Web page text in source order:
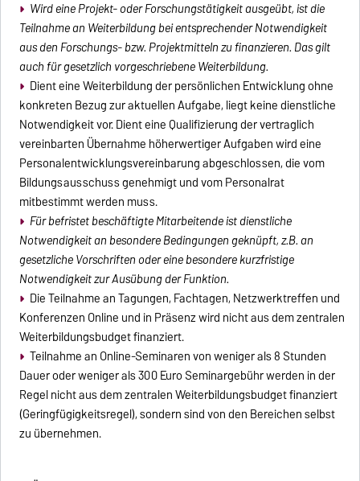
Wird eine Projekt- oder Forschungstätigkeit ausgeübt, ist die
Teilnahme an Weiterbildung bei entsprechender Notwendigkeit
aus den Forschungs- bzw. Projektmitteln zu finanzieren. Das gilt
auch für gesetzlich vorgeschriebene Weiterbildung.
Dient eine Weiterbildung der persönlichen Entwicklung ohne
konkreten Bezug zur aktuellen Aufgabe, liegt keine dienstliche
Notwendigkeit vor. Dient eine Qualifizierung der vertraglich
vereinbarten Übernahme höherwertiger Aufgaben wird eine
Personalentwicklungsvereinbarung abgeschlossen, die vom
Bildungsausschuss genehmigt und vom Personalrat
mitbestimmt werden muss.
Für befristet beschäftigte Mitarbeitende ist dienstliche
Notwendigkeit an besondere Bedingungen geknüpft, z.B. an
gesetzliche Vorschriften oder eine besondere kurzfristige
Notwendigkeit zur Ausübung der Funktion.
Die Teilnahme an Tagungen, Fachtagen, Netzwerktreffen und
Konferenzen Online und in Präsenz wird nicht aus dem zentralen
Weiterbildungsbudget finanziert.
Teilnahme an Online-Seminaren von weniger als 8 Stunden
Dauer oder weniger als 300 Euro Seminargebühr werden in der
Regel nicht aus dem zentralen Weiterbildungsbudget finanziert
(Geringfügigkeitsregel), sondern sind von den Bereichen selbst
zu übernehmen.